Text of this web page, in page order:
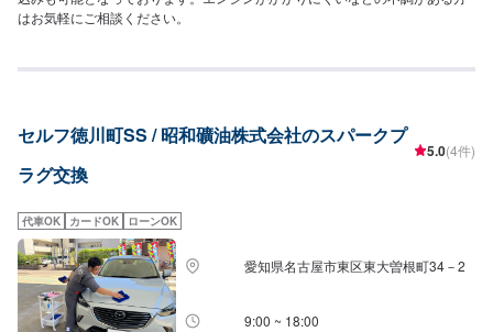
はお気軽にご相談ください。
セルフ徳川町SS / 昭和礦油株式会社のスパークプ
ラグ交換
5.0(4件)
代車OK カードOK ローンOK
愛知県名古屋市東区東大曽根町34－2
9:00 ~ 18:00